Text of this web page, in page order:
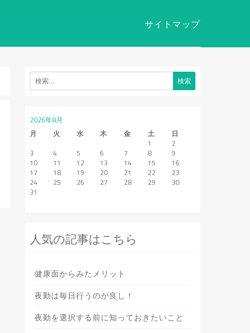
サイトマップ
検
索:
2026年8月
月
火 水 木 金 土
日
1
2
3
4 5 6 7 8
9
10
11 12 13 14 15
16
17
18 19 20 21 22
23
24
25 26 27 28 29
30
31
人気の記事はこちら
健康面からみたメリット
夜勤は毎日行うのが良し！
夜勤を選択する前に知っておきたいこと